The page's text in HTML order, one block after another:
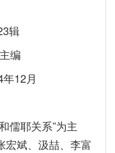
辑
编
12月
儒耶关系”为主
宏斌、汲喆、李富